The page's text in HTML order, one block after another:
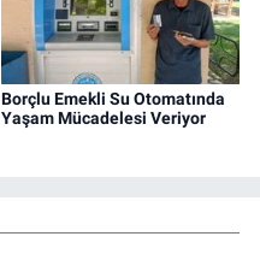
Borçlu Emekli Su Otomatında
Yaşam Mücadelesi Veriyor